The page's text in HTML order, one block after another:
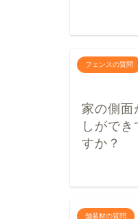
フェンスの質問
家の側面
しがで
すか？
舗装材の質問